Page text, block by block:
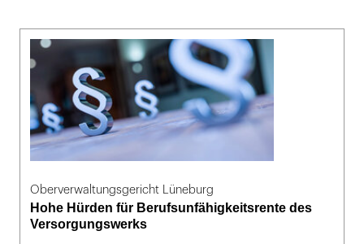
Oberverwaltungsgericht Lüneburg
Hohe Hürden für Berufsunfähigkeitsrente des
Versorgungswerks